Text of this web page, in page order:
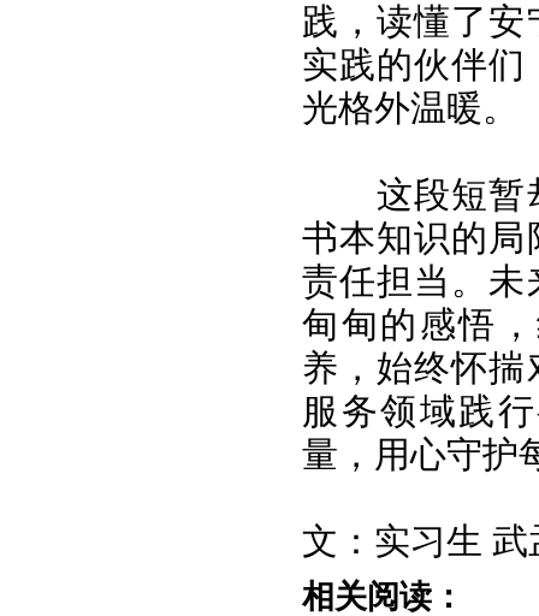
践，读懂了
实践的伙伴
光格外温暖。
这段短暂
书本知识的局
责任担当。未
甸甸的感悟
养，始终怀
服务领域践
量，用心守护
文：实习生
相关阅读：